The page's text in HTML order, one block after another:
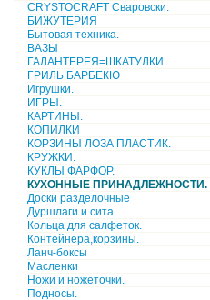
CRYSTOCRAFT Сваровски.
БИЖУТЕРИЯ
Бытовая техника.
ВАЗЫ
ГАЛАНТЕРЕЯ=ШКАТУЛКИ.
ГРИЛЬ БАРБЕКЮ
Игрушки.
ИГРЫ.
КАРТИНЫ.
КОПИЛКИ
КОРЗИНЫ ЛОЗА ПЛАСТИК.
КРУЖКИ.
КУКЛЫ ФАРФОР.
КУХОННЫЕ ПРИНАДЛЕЖНОСТИ.
Доски разделочные
Дуршлаги и сита.
Кольца для салфеток.
Контейнера,корзины.
Ланч-боксы
Масленки
Ножи и ножеточки.
Подносы.